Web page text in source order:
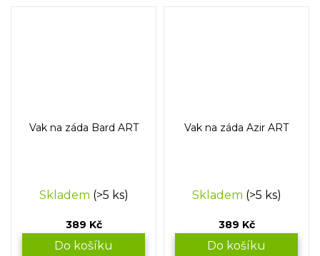
Vak na záda Bard ART
Skladem (>5 ks)
389 Kč
Do košíku
Vak na záda Azir ART
Skladem (>5 ks)
389 Kč
Do košíku